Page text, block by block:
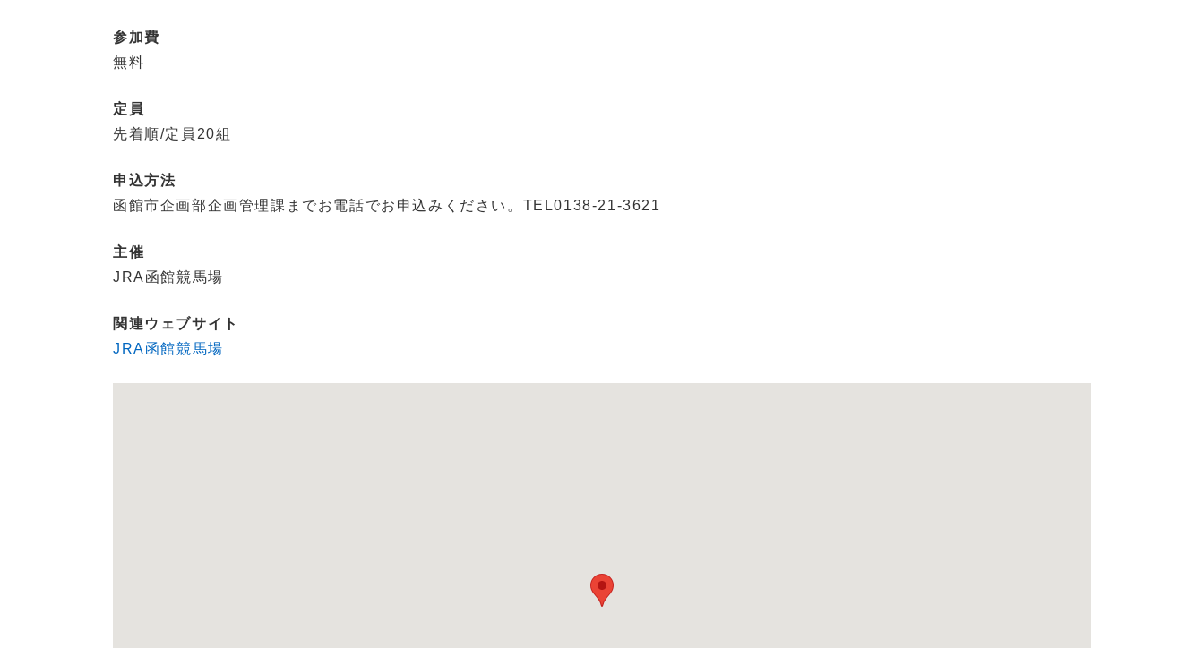
参加費
無料
定員
先着順/定員20組
申込方法
函館市企画部企画管理課までお電話でお申込みください。TEL0138-21-3621
主催
JRA函館競馬場
関連ウェブサイト
JRA函館競馬場